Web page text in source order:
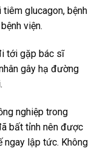
tiêm glucagon, bệnh
viện.
tới gặp bác sĩ
gây hạ đường
nghiệp trong
bất tỉnh nên được
ngay lập tức. Không